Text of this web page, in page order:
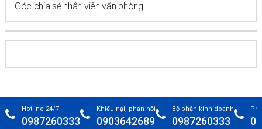
Góc chia sẻ nhân viên văn phòng
Hotline 24/7
0987260333
Khiếu nại, phản hồi
0903642689
Bộ phận kinh doanh
0987260333